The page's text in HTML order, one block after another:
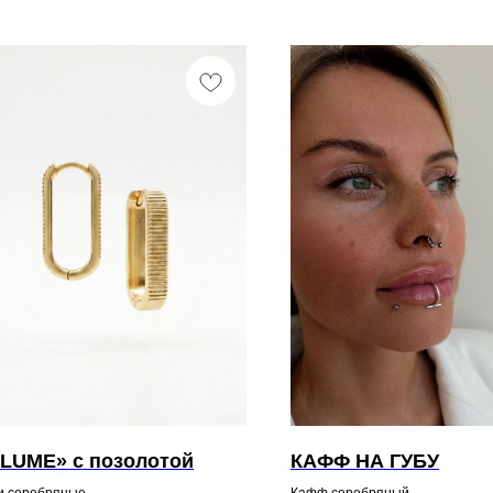
с позолотой КАФФ НА ГУБУ